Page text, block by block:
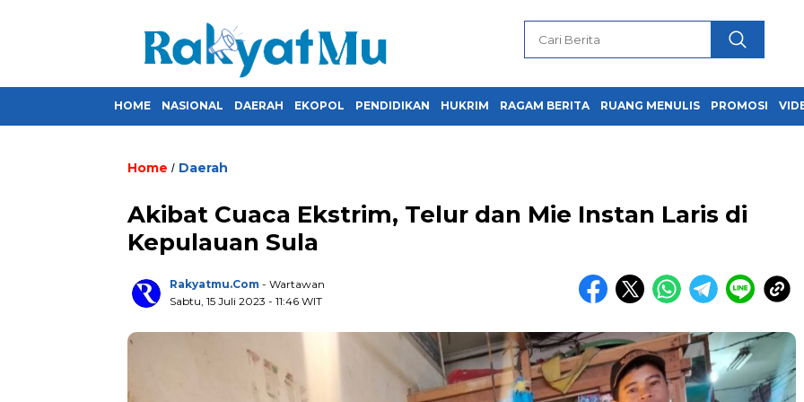
HOME NASIONAL DAERAH EKOPOL PENDIDIKAN HUKRIM RAGAM BERITA RUANG MENULIS PROMOSI
Home / Daerah
Akibat Cuaca Ekstrim, Telur dan Mie Instan Laris di
Kepulauan Sula
Rakyatmu.com - Wartawan
Sabtu, 15 Juli 2023 - 11:46 WIT